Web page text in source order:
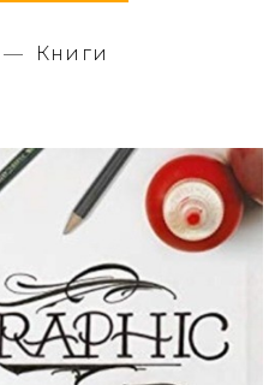
Книги